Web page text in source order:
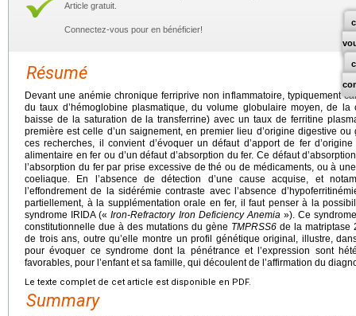
Article gratuit.
Connectez-vous pour en bénéficier!
Résumé
Devant une anémie chronique ferriprive non inflammatoire, typiquement
du taux d’hémoglobine plasmatique, du volume globulaire moyen, de
baisse de la saturation de la transferrine) avec un taux de ferritine
première est celle d’un saignement, en premier lieu d’origine digestive
ces recherches, il convient d’évoquer un défaut d’apport de fer d’origine
alimentaire en fer ou d’un défaut d’absorption du fer. Ce défaut
l’absorption du fer par prise excessive de thé ou de médicaments, ou à
coeliaque. En l’absence de détection d’une cause acquise, et
l’effondrement de la sidérémie contraste avec l’absence
partiellement, à la supplémentation orale en fer, il faut penser à la
syndrome IRIDA («Iron-Refractory Iron Deficiency Anemia »). Ce
constitutionnelle due à des mutations du gène TMPRSS6 de la matriptase
de trois ans, outre qu’elle montre un profil génétique original, illustre,
pour évoquer ce syndrome dont la pénétrance et l’expression sont
favorables, pour l’enfant et sa famille, qui découlent de l’affirmation du
Le texte complet de cet article est disponible en PDF.
Summary